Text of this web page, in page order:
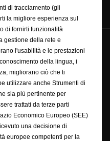
accessori
Ciclo di guida wltp
di conformità
finanziamento rateale
di tracciamento (gli
la migliore esperienza sul
di fornirti funzionalità
gestione della rete e
l'usabilità e le prestazioni
della lingua, i
migliorano ciò che ti
utilizzare anche Strumenti di
sia più pertinente per
trattati da terze parti
Economico Europeo (SEE)
una decisione di
europee competenti per la